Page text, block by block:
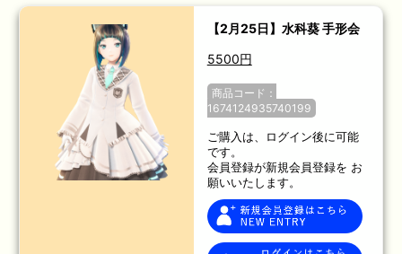
【2月25日】水科葵 手形会
5500円
商品コード：
1674124935740199
ご購入は、ログイン後に可能
です。
会員登録が新規会員登録を お
願いいたします。